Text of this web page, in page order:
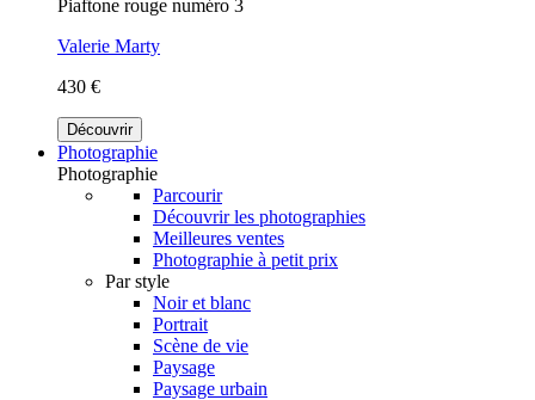
Piaftone rouge numéro 3
Valerie Marty
430 €
Découvrir
Photographie
Photographie
Parcourir
Découvrir les photographies
Meilleures ventes
Photographie à petit prix
Par style
Noir et blanc
Portrait
Scène de vie
Paysage
Paysage urbain